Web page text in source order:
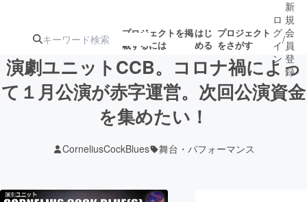
プロジェクトを掲
載するには
はじ
める
プロジェクト
をさがす
注目の新着プロ
ジェクト
募集終了が近いプ
ロ
グ
イ
ン
/
新
規
会
員
登
録
演劇ユニットCCB。コロナ禍によっ
て１月公演が赤字運営。次回公演資金
を集めたい！
CorneliusCockBlues 舞台・パフォーマンス